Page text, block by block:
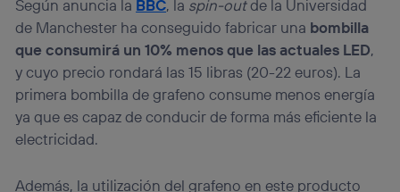
Según anuncia la BBC, la spin-outde la Universidad
de Manchester ha conseguido fabricar una bombilla
que consumirá un 10% menos que las actuales LED,
y cuyo precio rondará las 15 libras (20-22 euros). La
primera bombilla de grafeno consume menos energía
ya que es capaz de conducir de forma más eficiente la
electricidad.
Además, la utilización del grafeno en este producto
visitando el portal de privacidad de Utiq
(“consenthub”). Para más información, consulta
la política de privacidad de Utiq.